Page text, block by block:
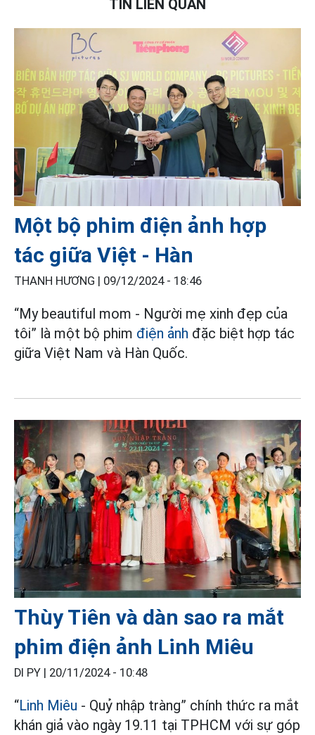
TIN LIÊN QUAN
Một bộ phim điện ảnh hợp
tác giữa Việt - Hàn
THANH HƯƠNG | 09/12/2024 - 18:46
“My beautiful mom - Người mẹ xinh đẹp của
tôi” là một bộ phim điện ảnh đặc biệt hợp tác
giữa Việt Nam và Hàn Quốc.
Thùy Tiên và dàn sao ra mắt
phim điện ảnh Linh Miêu
DI PY | 20/11/2024 - 10:48
“Linh Miêu - Quỷ nhập tràng” chính thức ra mắt
khán giả vào ngày 19.11 tại TPHCM với sự góp